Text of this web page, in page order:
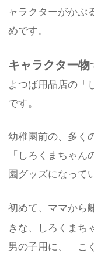
ャラクターがかぶ
めです。
キャラクター物
よつば用品店の「
です。
幼稚園前の、多く
「しろくまちゃ
園グッズになって
初めて、ママから
きな、しろくまち
男の子用に、「こ